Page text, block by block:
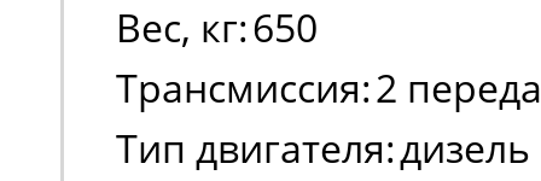
Вес, кг:650
Трансмиссия:2
Тип двигателя:дизель